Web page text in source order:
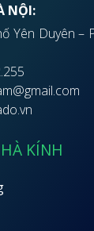
NỘI:
Yên Duyên –
KÍNH